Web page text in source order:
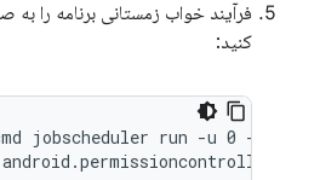
فرآیند خواب زمستانی برنامه را
کنید:
jobscheduler run -u 0 -f \